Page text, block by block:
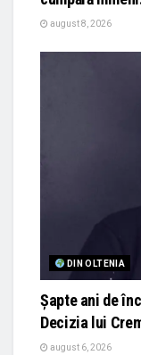
august 8, 2026
DIN OLTENIA
Șapte ani de
Decizia lui
august 6, 2026